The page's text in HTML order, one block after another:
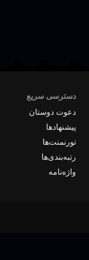
دسترسی سریع
دعوت دوستان
پیشنهادها
تورنمنت‌ها
رتبه‌بندی‌ها
واژه‌نامه